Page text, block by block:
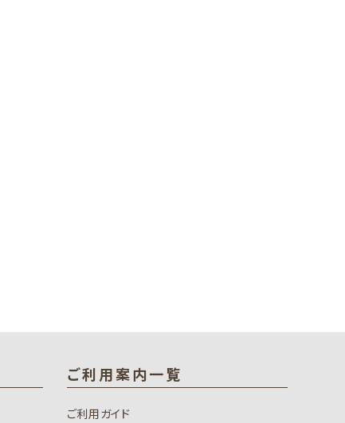
ご利用案内一覧
ご利用ガイド